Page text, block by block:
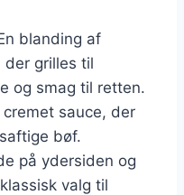
blanding af
grilles til
og smag til retten.
cremet sauce, der
bøf.
på ydersiden og
valg til